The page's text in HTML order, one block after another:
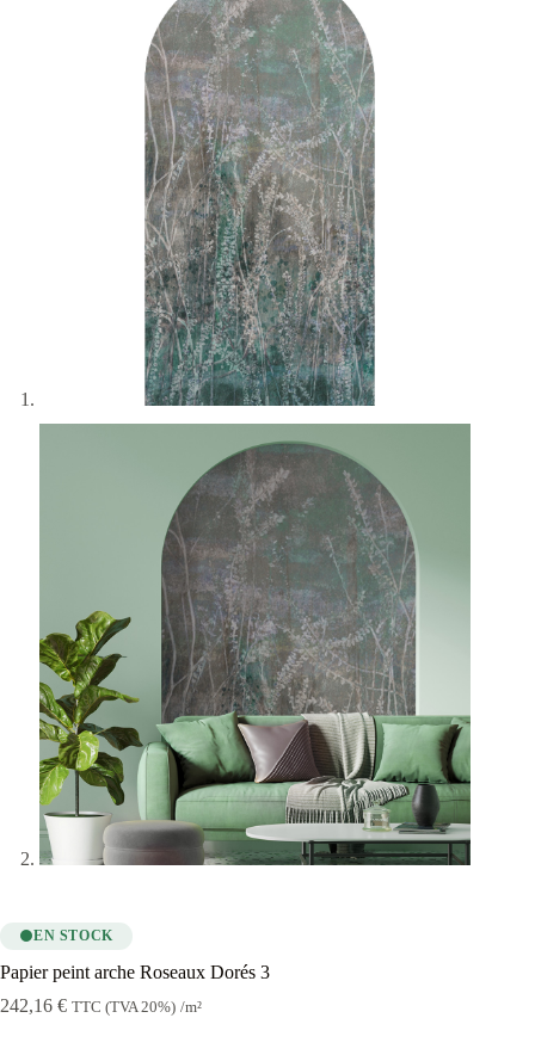
EN STOCK
Papier peint arche Roseaux Dorés 3
242,16 € TTC (TVA 20%) /m²